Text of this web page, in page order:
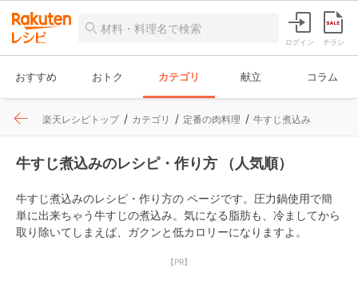
ログイン チラシ
おすすめ おトク カテゴリ 献立 コラム
楽天レシピトップ カテゴリ 定番の肉料理 牛すじ煮込み
牛すじ煮込みのレシピ・作り方 （人気順）
牛すじ煮込みのレシピ・作り方の ページです。圧力鍋使用で簡
単に出来ちゃう牛すじの煮込み。気になる脂肪も、冷ましてから
取り除いてしまえば、ガクンと低カロリーになりますよ。
【PR】